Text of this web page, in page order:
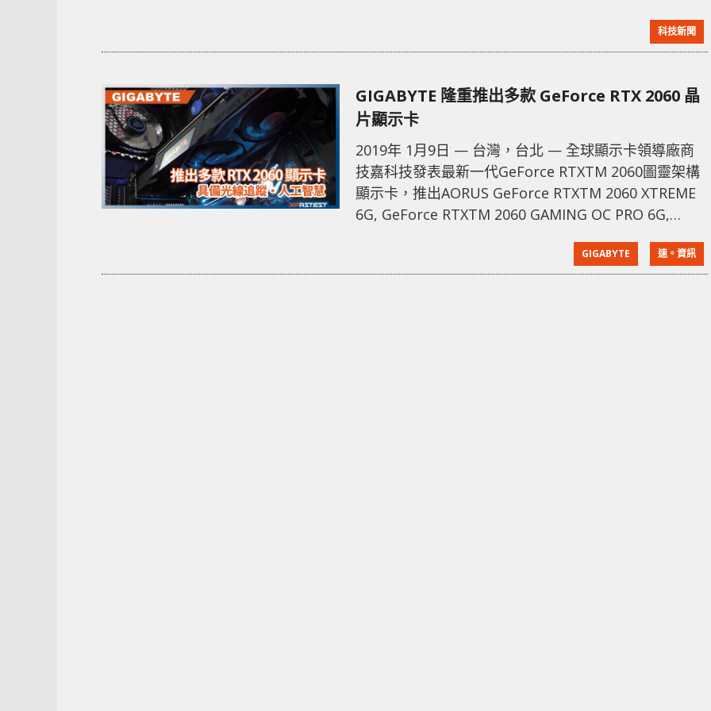
络擁堵問題，在大型活動如音樂會和體育賽事中，由於
同一地點的大量連接需求，5G 網络經常出現嚴重擁堵。
窄。然而，6G 網络將能夠使用更寬的頻帶範圍，從 5G
科技新聞
GIGABYTE 隆重推出多款 GeForce RTX 2060 晶
片顯示卡
2019年 1月9日 — 台灣，台北 — 全球顯示卡領導廠商
技嘉科技發表最新一代GeForce RTXTM 2060圖靈架構
顯示卡，推出AORUS GeForce RTXTM 2060 XTREME
6G, GeForce RTXTM 2060 GAMING OC PRO 6G,
RTXTM 2060 WINDFORCE OC 6G, GeForce RTXTM
2060 OC 6G, GeForce RTXTM
GIGABYTE 速。資訊